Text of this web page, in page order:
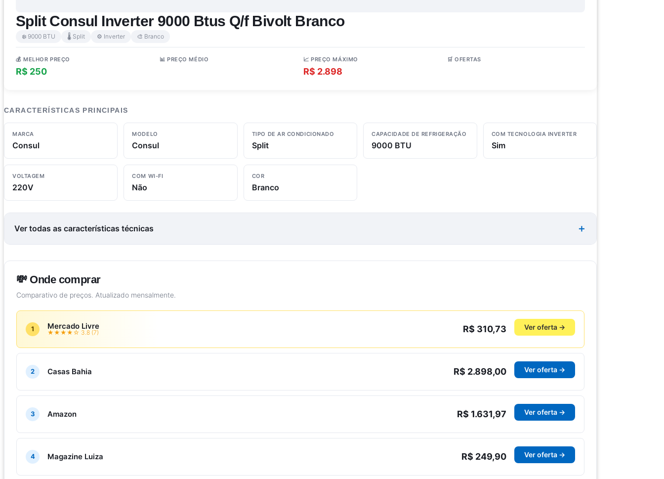
Split Consul Inverter 9000 Btus Q/f Bivolt Branco
❄️ 9000 BTU 🌡️ Split ⚙️ Inverter 🎨 Branco
💰 MELHOR PREÇO
R$ 250
📊 PREÇO MÉDIO 📈 PREÇO MÁXIMO
R$ 2.898
🛒 OFERTAS
CARACTERÍSTICAS PRINCIPAIS
MARCA
Consul
MODELO
Consul
TIPO DE AR CONDICIONADO
Split
CAPACIDADE DE REFRIGERAÇÃO
9000 BTU
COM TECNOLOGIA INVERTER
Sim
VOLTAGEM
220V
COM WI-FI
Não
COR
Branco
Ver todas as características técnicas
💸 Onde comprar
Comparativo de preços. Atualizado mensalmente.
1 Mercado Livre
★★★★☆ 3.8 (7) R$ 310,73 Ver oferta →
2 Casas Bahia R$ 2.898,00 Ver oferta →
3 Amazon R$ 1.631,97 Ver oferta →
4 Magazine Luiza R$ 249,90 Ver oferta →